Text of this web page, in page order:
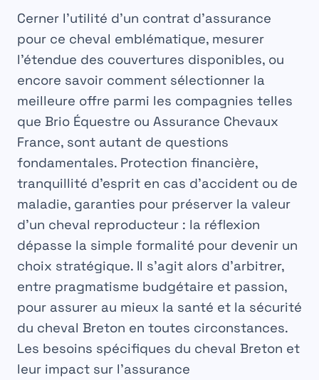
Cerner l’utilité d’un contrat d’assurance
pour ce cheval emblématique, mesurer
l’étendue des couvertures disponibles, ou
encore savoir comment sélectionner la
meilleure offre parmi les compagnies telles
que Brio Équestre ou Assurance Chevaux
France, sont autant de questions
fondamentales. Protection financière,
tranquillité d’esprit en cas d’accident ou de
maladie, garanties pour préserver la valeur
d’un cheval reproducteur : la réflexion
dépasse la simple formalité pour devenir un
choix stratégique. Il s’agit alors d’arbitrer,
entre pragmatisme budgétaire et passion,
pour assurer au mieux la santé et la sécurité
du cheval Breton en toutes circonstances.
Les besoins spécifiques du cheval Breton et
leur impact sur l’assurance